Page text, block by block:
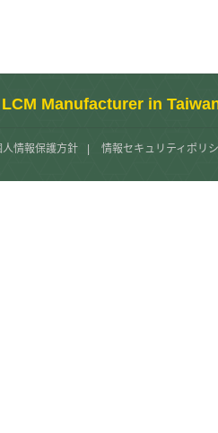
LCM Manufacturer in
人情報保護方針 情報セキュリティポリ